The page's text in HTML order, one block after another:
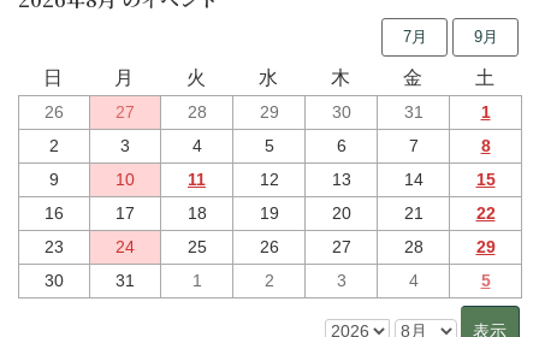
7月 9月
日 月 火 水 木 金 土
26 27 28 29 30 31
1
2
3 4 5 6 7
8
9
10 11 12 13 14
15
16
17 18 19 20 21
22
23
24 25 26 27 28
29
30
31 1 2 3 4 5